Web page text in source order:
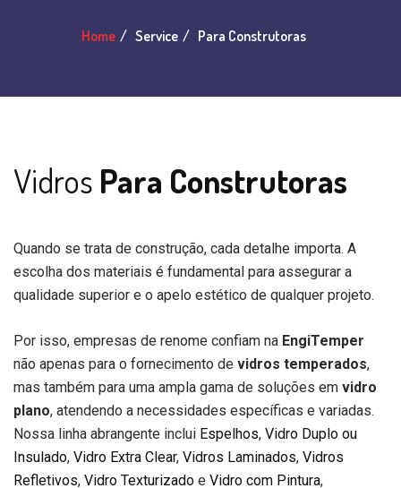
Home Service Para Construtoras
Vidros Para Construtoras
Quando se trata de construção, cada detalhe importa. A
escolha dos materiais é fundamental para assegurar a
qualidade superior e o apelo estético de qualquer projeto.
Por isso, empresas de renome confiam na EngiTemper
não apenas para o fornecimento de vidros temperados,
mas também para uma ampla gama de soluções em vidro
plano, atendendo a necessidades específicas e variadas.
Nossa linha abrangente inclui Espelhos, Vidro Duplo ou
Insulado, Vidro Extra Clear, Vidros Laminados, Vidros
Refletivos, Vidro Texturizado e Vidro com Pintura,